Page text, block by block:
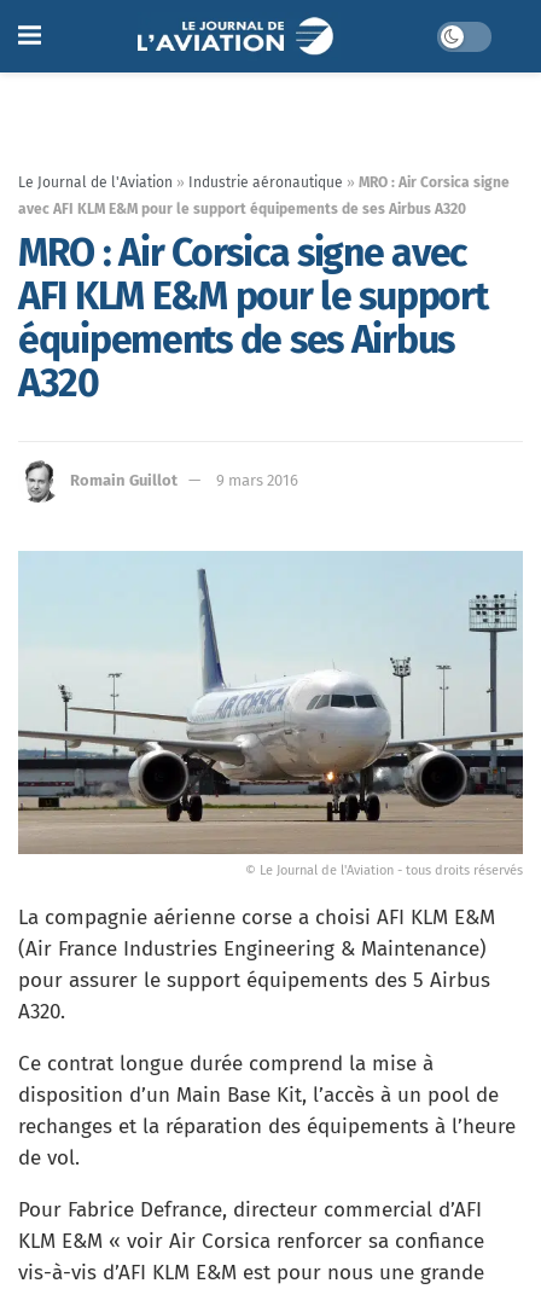
Le Journal de l'Aviation » Industrie aéronautique » MRO : Air Corsica signe
avec AFI KLM E&M pour le support équipements de ses Airbus A320
MRO : Air Corsica signe avec
AFI KLM E&M pour le support
équipements de ses Airbus
A320
Romain Guillot 9 mars 2016
© Le Journal de l'Aviation - tous droits réservés
La compagnie aérienne corse a choisi AFI KLM E&M
(Air France Industries Engineering & Maintenance)
pour assurer le support équipements des 5 Airbus
A320.
Ce contrat longue durée comprend la mise à
disposition d’un Main Base Kit, l’accès à un pool de
rechanges et la réparation des équipements à l’heure
de vol.
Pour Fabrice Defrance, directeur commercial d’AFI
KLM E&M « voir Air Corsica renforcer sa confiance
vis-à-vis d’AFI KLM E&M est pour nous une grande